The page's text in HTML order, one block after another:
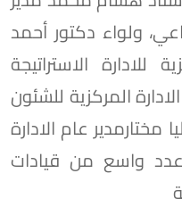
ولواء دكتور أحمد
للادارة الاستراتيجة
المركزية للشئون
مختارمدير عام الادارة
واسع من قيادات